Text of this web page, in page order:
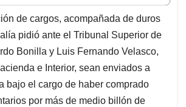
k
e
d
I
n
i
l
e
a
d
s
de cargos, acompañada de duros
pidió ante el Tribunal Superior de
Bonilla y Luis Fernando Velasco,
e Interior, sean enviados a
bajo el cargo de haber comprado
por más de medio billón de